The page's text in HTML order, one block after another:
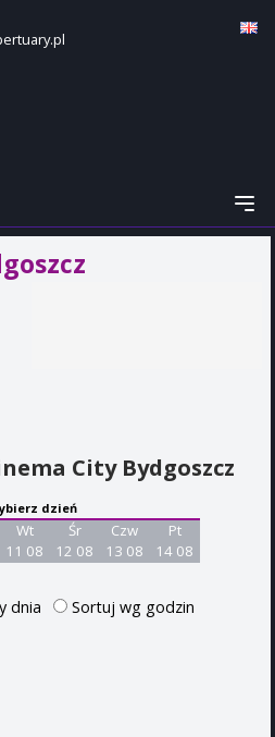
City Bydgoszcz
dzień
Wt
11 08
Śr
12 08
Czw
13 08
Pt
14 08
dnia Sortuj wg godzin